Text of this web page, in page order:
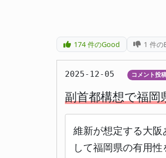
174件のGood 1 件の
2025-12-05 コメント投
副首都構想で福岡
維新が想定する大
して福岡県の有用